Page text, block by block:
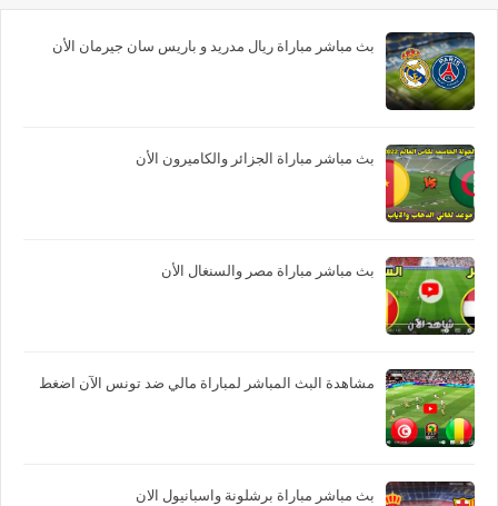
بث مباشر مباراة ريال مدريد و باريس سان جيرمان الأن
بث مباشر مباراة الجزائر والكاميرون الأن
بث مباشر مباراة مصر والسنغال الأن
مشاهدة البث المباشر لمباراة مالي ضد تونس الآن اضغط
بث مباشر مباراة برشلونة واسبانيول الان